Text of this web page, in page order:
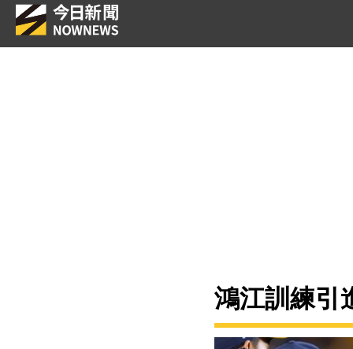
鴻江訓練引